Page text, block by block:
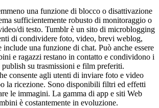
una funzione di blocco o disattivazione
sufficientemente robusto di monitoraggio o
di testo. Tumblr è un sito di microblogging
di condividere foto, video, brevi weblog,
una funzione di chat. Può anche essere
e ragazzi restano in contatto e condividono i
su trasmissioni e film preferiti.
consente agli utenti di inviare foto e video
la ricezione. Sono disponibili filtri ed effetti
le immagini. La gamma di app e siti Web
è costantemente in evoluzione.